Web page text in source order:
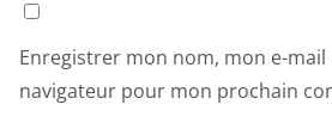
Enregistrer mon nom, mon e-
navigateur pour mon prochain